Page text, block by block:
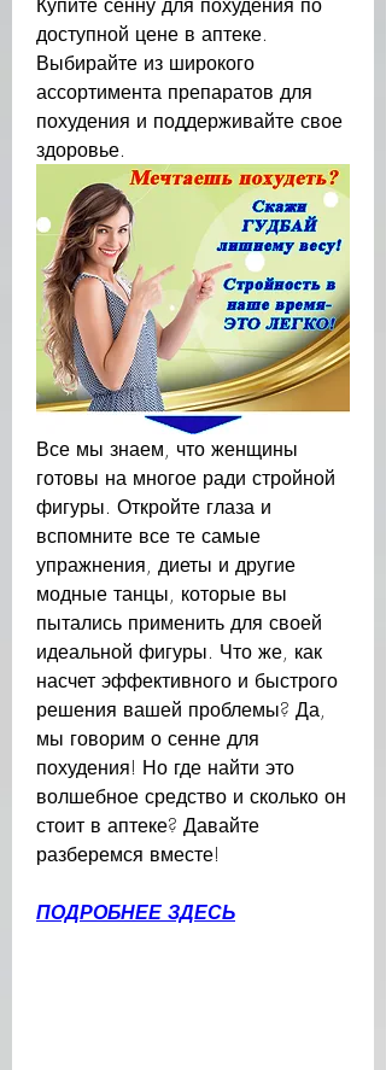
доступной цене в аптеке.
Выбирайте из широкого
ассортимента препаратов для
похудения и поддерживайте свое
здоровье.
Все мы знаем, что женщины
готовы на многое ради стройной
фигуры. Откройте глаза и
вспомните все те самые
упражнения, диеты и другие
модные танцы, которые вы
пытались применить для своей
идеальной фигуры. Что же, как
насчет эффективного и быстрого
решения вашей проблемы? Да,
мы говорим о сенне для
похудения! Но где найти это
волшебное средство и сколько он
стоит в аптеке? Давайте
разберемся вместе!
ПОДРОБНЕЕ ЗДЕСЬ